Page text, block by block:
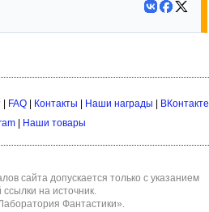
| FAQ| Контакты Наши награды
ВКонтакте
Наши товары
сайта допускается только с указанием
ссылки на источник.
Фантастики».